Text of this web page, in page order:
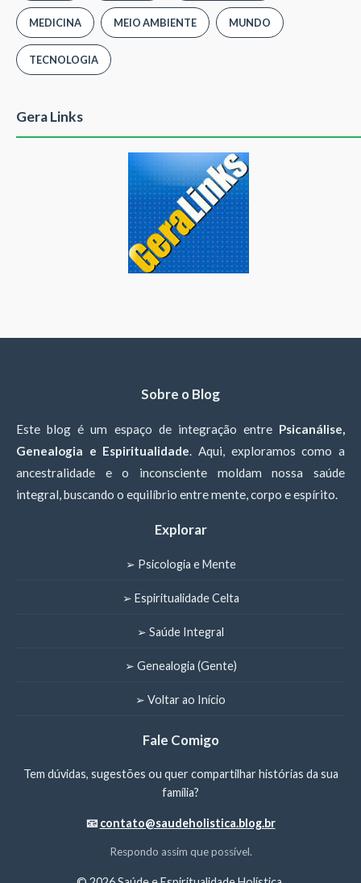
MEDICINA MEIO AMBIENTE MUNDO
TECNOLOGIA
Gera Links
Sobre o Blog
Este blog é um espaço de integração entre Psicanálise,
Genealogia e Espiritualidade. Aqui, exploramos como a
ancestralidade e o inconsciente moldam nossa saúde
integral, buscando o equilíbrio entre mente, corpo e espírito.
Explorar
➢ Psicologia e Mente
➢ Espiritualidade Celta
➢ Saúde Integral
➢ Genealogia (Gente)
➢ Voltar ao Início
Fale Comigo
Tem dúvidas, sugestões ou quer compartilhar histórias da sua
família?
📧 contato@saudeholistica.blog.br
Respondo assim que possível.